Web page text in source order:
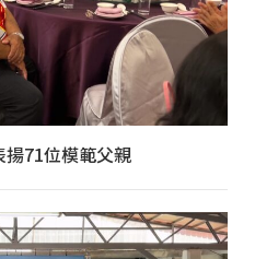
揚71位模範父親